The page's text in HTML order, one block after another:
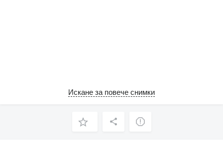
Искане за повече снимки